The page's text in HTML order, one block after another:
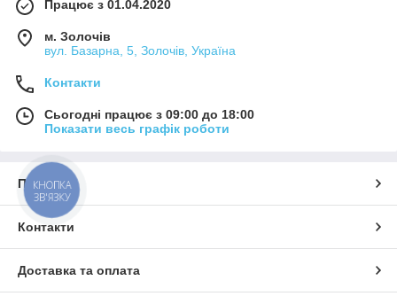
Працює з 01.04.2020
м. Золочів
вул. Базарна, 5, Золочів, Україна
Контакти
Сьогодні працює з 09:00 до 18:00
Показати весь графік роботи
Про нас
Контакти
Доставка та оплата
КНОПКА
ЗВ'ЯЗКУ